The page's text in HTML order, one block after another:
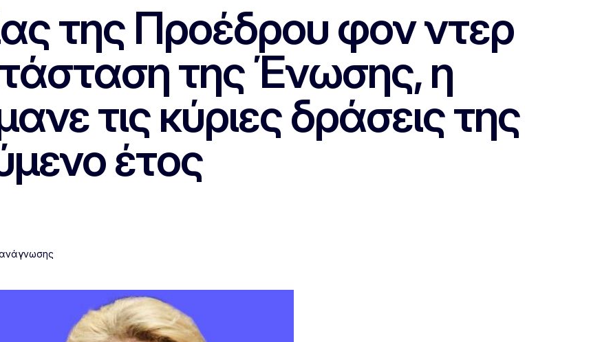
της Προέδρου φον ντερ
της Ένωσης, η
τις κύριες δράσεις της
έτος